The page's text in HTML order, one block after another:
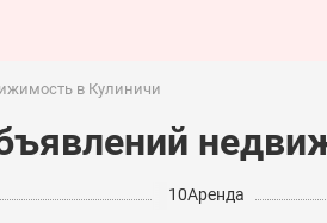
в Кулиничи
10Аренда